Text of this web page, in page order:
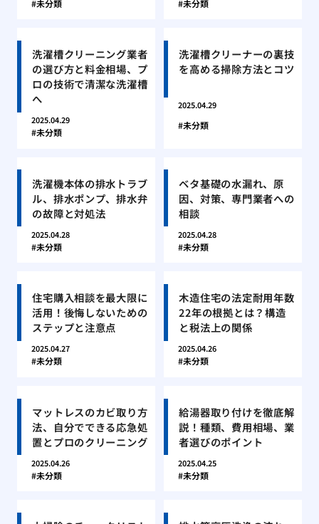
未分類 未分類
洗濯槽クリーニング業者
の選び方と料金相場、プ
ロの技術で清潔な洗濯槽
へ
2025.04.29
未分類
洗濯槽クリーナーの裏技
を高める掃除方法とコツ
2025.04.29
未分類
洗濯機本体の排水トラブ
ル、排水ポンプ、排水弁
の故障と対処法
2025.04.28
未分類
ベタ基礎の水漏れ、原
因、対策、専門業者への
相談
2025.04.28
未分類
住宅購入相談を最大限に
活用！後悔しないための
ステップと注意点
2025.04.27
未分類
木造住宅の法定耐用年数
22年の根拠とは？構造
と税法上の関係
2025.04.26
未分類
マットレスのカビ取り方
法、自分でできる応急処
置とプロのクリーニング
2025.04.26
未分類
給湯器取り付けを徹底解
説！種類、費用相場、業
者選びのポイント
2025.04.25
未分類